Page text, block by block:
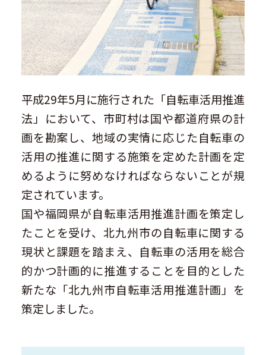
平成29年5月に施行された「自転車活用推進
法」において、市町村は国や都道府県の計
画を勘案し、地域の実情に応じた自転車の
活用の推進に関する施策を定めた計画を定
めるように努めなければならないことが規
定されています。
国や福岡県が自転車活用推進計画を策定し
たことを受け、北九州市の自転車に関する
現状と課題を踏まえ、自転車の活用を総合
的かつ計画的に推進することを目的とした
新たな「北九州市自転車活用推進計画」を
策定しました。